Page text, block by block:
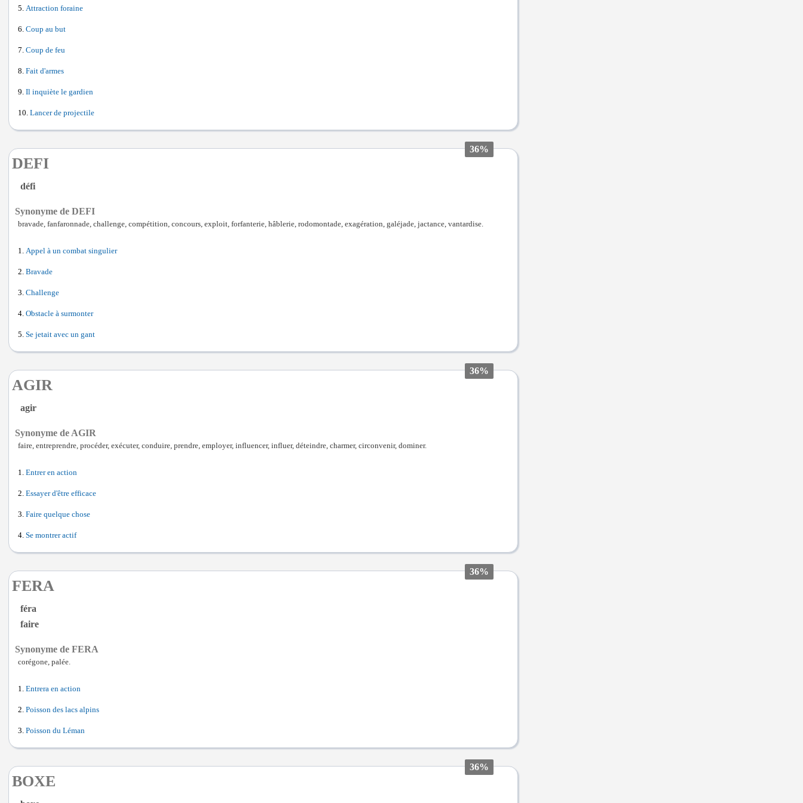
Attraction foraine
Coup au but
Coup de feu
Fait d'armes
Il inquiète le gardien
Lancer de projectile
36%
DEFI
défi
Synonyme de DEFI
bravade, fanfaronnade, challenge, compétition, concours, exploit, forfanterie, hâblerie, rodomontade, exagération, galéjade, jactance, vantardise.
Appel à un combat singulier
Bravade
Challenge
Obstacle à surmonter
Se jetait avec un gant
36%
AGIR
agir
Synonyme de AGIR
faire, entreprendre, procéder, exécuter, conduire, prendre, employer, influencer, influer, déteindre, charmer, circonvenir, dominer.
Entrer en action
Essayer d'être efficace
Faire quelque chose
Se montrer actif
36%
FERA
féra
faire
Synonyme de FERA
corégone, palée.
Entrera en action
Poisson des lacs alpins
Poisson du Léman
36%
BOXE